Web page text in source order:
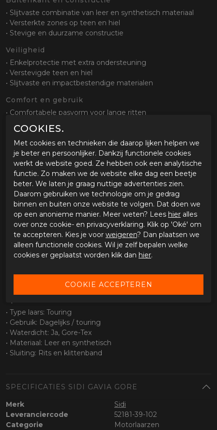
• Slijtvaste combinatie van leer en synthetisch materiaal
• Versterkte zones op teen en hiel
• Stevige en duurzame constructie
Veiligheid
• Enkelprotectie met extra ondersteuning
• Verstevigde teen en hiel
• Slijtvaste en impactbestendige materialen
Comfort en gebruik
• Comfortabele pasvorm voor lange ritten
• Goede bewegingsvrijheid tijdens rijden en lopen
Sluiting en pasvorm
• Ritssluiting met klittenband afdekking
• Eenvoudig aan en uit te trekken
• Goede aansluiting rond enkel en kuit
Zool en grip
• Slijtvaste zool met gripprofiel
• Goede grip op verschillende ondergronden
• Stabiel bij stilstand
Waterdichtheid
• 100% waterdicht
• Ademend voor optimaal comfort
• Type laars: Touring
• Gebruik: Dagelijks / touring
• Waterdicht: Ja, Gore-Tex
• Materiaal: Leer en synthetisch
• Sluiting: Rits en klittenband
SPECIFICATIES SIDI GAVIA GORE
Merk
Sidi
Leveranciercode
52181-39-102
Categorie
Motorlaarzen
COOKIES.
Met cookies en technieken die daarop lijken helpen we
je beter en persoonlijker. Dankzij functionele cookies
werkt de website goed. Ze hebben ook een analytische
functie. Zo maken we de website elke dag een beetje
beter. We laten je graag nuttige advertenties zien.
Daarom gebruiken we technologie om je gedrag
binnen en buiten onze website te volgen. Dat doen we
op een anonieme manier. Meer weten? Lees hier alles
over onze cookie- en privacyverklaring. Klik op 'Oké' om
te accepteren. Kies je voor weigeren? Dan plaatsen we
alleen functionele cookies. Wil je zelf bepalen welke
cookies er geplaatst worden klik dan hier.